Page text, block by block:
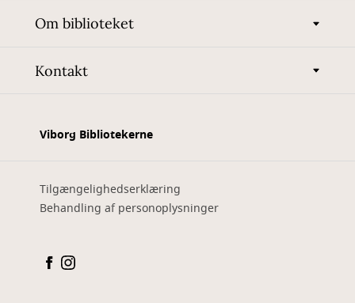
Om biblioteket
Kontakt
Viborg Bibliotekerne
Tilgængelighedserklæring
Behandling af personoplysninger